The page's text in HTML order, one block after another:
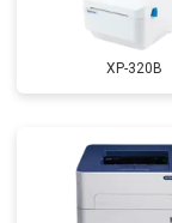
XP-320B